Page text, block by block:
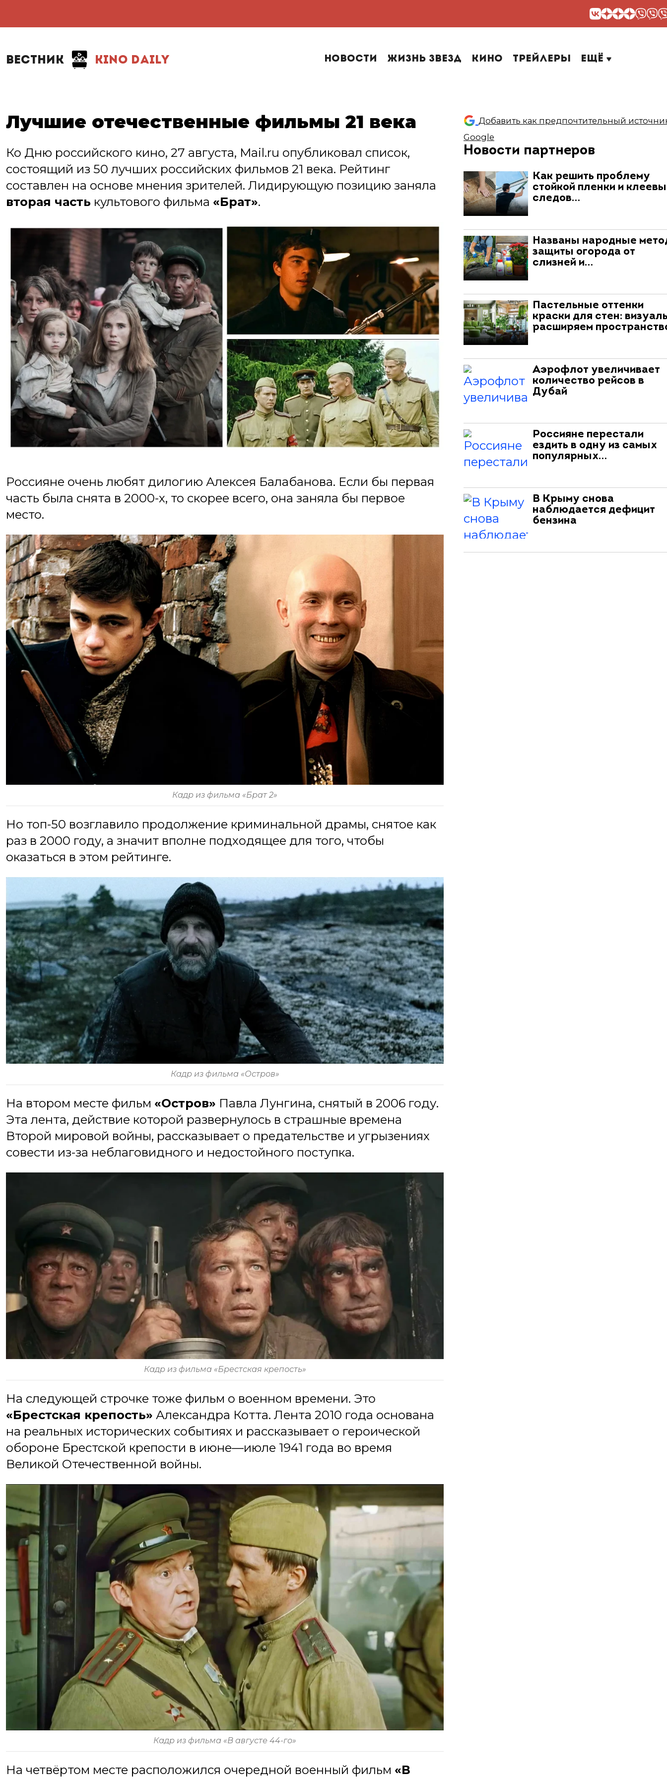
ВЕСТНИК KINO DAILY Новости Жизнь звезд Кино Трейлеры Ещё
Лучшие отечественные фильмы 21 века
Ко Дню российского кино, 27 августа, Mail.ru опубликовал список,
состоящий из 50 лучших российских фильмов 21 века. Рейтинг
составлен на основе мнения зрителей. Лидирующую позицию заняла
вторая часть культового фильма «Брат».
Россияне очень любят дилогию Алексея Балабанова. Если бы первая
часть была снята в 2000-х, то скорее всего, она заняла бы первое
место.
Кадр из фильма «Брат 2»
Но топ-50 возглавило продолжение криминальной драмы, снятое как
раз в 2000 году, а значит вполне подходящее для того, чтобы
оказаться в этом рейтинге.
Кадр из фильма «Остров»
На втором месте фильм «Остров» Павла Лунгина, снятый в 2006 году.
Эта лента, действие которой развернулось в страшные времена
Второй мировой войны, рассказывает о предательстве и угрызениях
совести из-за неблаговидного и недостойного поступка.
Кадр из фильма «Брестская крепость»
На следующей строчке тоже фильм о военном времени. Это
«Брестская крепость» Александра Котта. Лента 2010 года основана
на реальных исторических событиях и рассказывает о героической
обороне Брестской крепости в июне—июле 1941 года во время
Великой Отечественной войны.
Кадр из фильма «В августе 44-го»
На четвёртом месте расположился очередной военный фильм «В
Добавить как предпочтительный
Google
Новости партнеров
Как решить проблему
стойкой пленки и
следов…
Названы народные
защиты огорода от
слизней и…
Пастельные оттенки
краски для стен:
расширяем
Аэрофлот увеличивает
количество рейсов в
Дубай
Россияне перестали
ездить в одну из самых
популярных…
В Крыму снова
наблюдается дефицит
бензина